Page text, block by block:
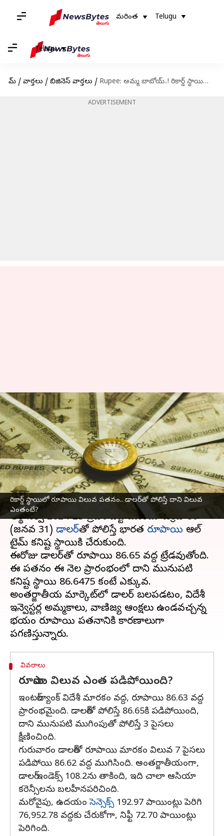
మరింత Telugu
Telugu
హోమ్ / వార్తలు / బిజినెస్ వార్తలు / Rupee: అమ్మ బాబోయ్..! రికార్డ్‌ స్థాయిలో రూపాయి విలువ పతనం.. డాలర్‌తో పోలిస్తే దాని విలువ ఎంతంటే?
ADVERTISEMENT
రికార్డ్‌ స్థాయిలో రూపాయి విలువ పతనం.. డాలర్‌తో పోలిస్తే దాని విలువ
ఎంతంటే?
Rupee: అమ్మ బాబోయ్..! రికార్డ్‌
స్థాయిలో రూపాయి విలువ పతనం..
డాలర్‌తో పోలిస్తే దాని విలువ
ఎంతంటే?
వ్రాసిన వారు Sirish Praharaju Jan 31, 2025 01:15 pm
ఈ వార్తాకథనం ఏంటి
ఆర్థిక సర్వే 2024-25 ప్రవేశ పెట్టె ముందు శుక్రవారం
(జనవరి 31) డాలర్‌తో పోలిస్తే భారత రూపాయి ఆల్
టైమ్ కనిష్ట స్థాయికి చేరుకుంది.
ఈరోజు డాలర్‌తో రూపాయి 86.65 వద్ద ట్రేడవుతోంది.
ఈ పతనం ఈ నెల ప్రారంభంలో దాని మునుపటి
కనిష్ట స్థాయి 86.6475 కంటే ఎక్కువ.
అంతర్జాతీయ మార్కెట్‌లో డాలర్‌ బలపడటం, విదేశీ
ఇన్వెస్టర్ల అమ్మకాలు, వాణిజ్య ఆంక్షలు ఉండవచ్చన్న
భయం రూపాయి పతనానికి కారణాలుగా
వివరాలు
రూపాయి విలువ ఎంత పడిపోయింది?
ఇంటర్‌బ్యాంక్ విదేశీ మారకం వద్ద, రూపాయి 86.63 వద్ద
ప్రారంభమైంది. డాలర్‌తో పోలిస్తే 86.65కి పడిపోయింది,
దాని మునుపటి ముగింపుతో పోలిస్తే 3 పైసలు
క్షీణించింది.
గురువారం డాలర్‌తో రూపాయి మారకం విలువ 7 పైసలు
పడిపోయి 86.62 వద్ద ముగిసింది. అంతర్జాతీయంగా,
డాలర్ ఇండెక్స్ 108.2ను తాకింది, ఇది చాలా ఆసియా
కరెన్సీలను బలహీనపరిచింది.
మరోవైపు, ఉదయంసెన్సెక్స్192.97 పాయింట్లు పెరిగి
76,952.78 వద్దకు చేరుకోగా, నిఫ్టీ 72.70 పాయింట్లు
పెరిగింది.